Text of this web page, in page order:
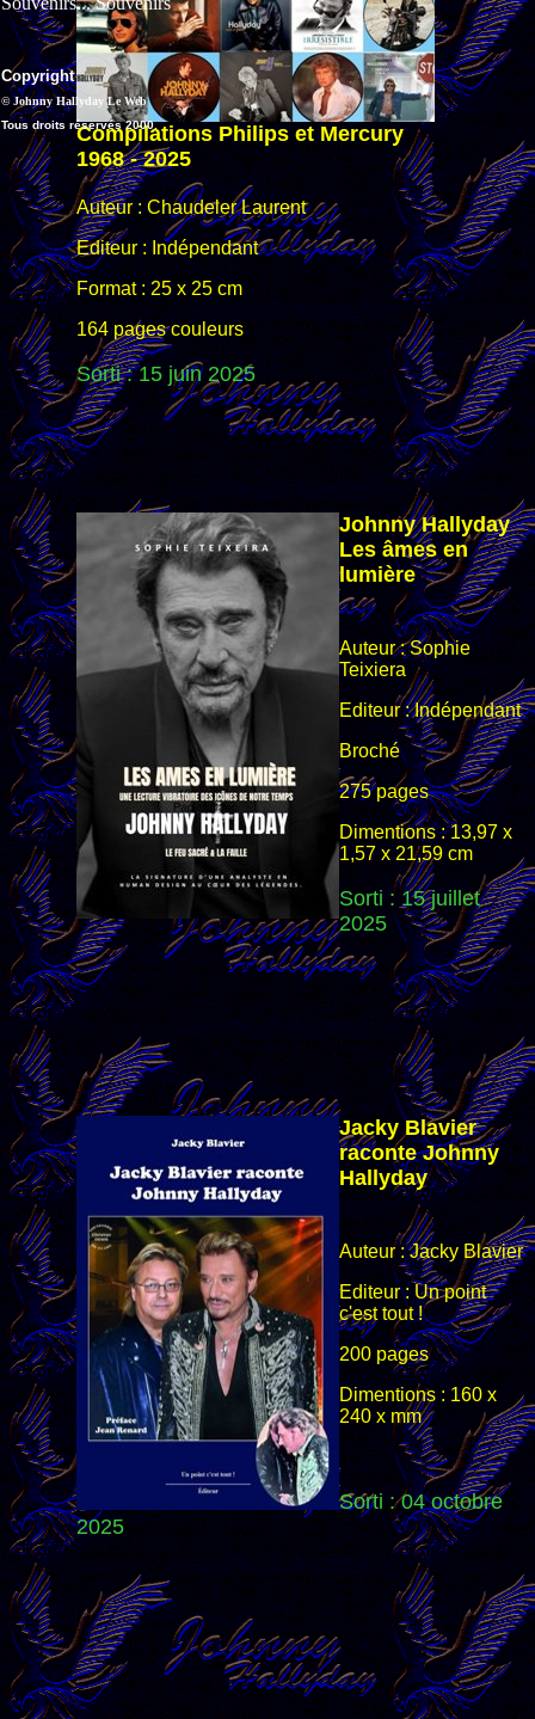
Copyright
© Johnny Hallyday Le Web
Tous droits réservés 2000.
Compilations Philips et Mercury
1968 - 2025
Auteur : Chaudeler Laurent
Editeur : Indépendant
Format : 25 x 25 cm
164 pages couleurs
Sorti : 15 juin2025
Johnny Hallyday
Les âmes en
lumière
Auteur : Sophie
Teixiera
Editeur : Indépendant
Broché
275 pages
Dimentions : 13,97 x
1,57 x 21,59 cm
Sorti : 15 juillet
2025
Jacky Blavier
raconte Johnny
Hallyday
Auteur : Jacky Blavier
Editeur : Un point
c'est tout !
200 pages
Dimentions : 160 x
240 x mm
Sorti : 04 octobre
2025